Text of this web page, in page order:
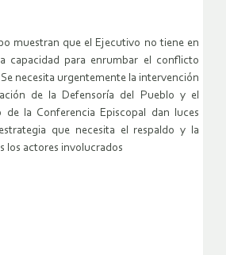
muestran que el Ejecutivo no tiene en
capacidad para enrumbar el conflicto
necesita urgentemente la intervención
de la Defensoría del Pueblo y el
de la Conferencia Episcopal dan luces
que necesita el respaldo y la
los actores involucrados